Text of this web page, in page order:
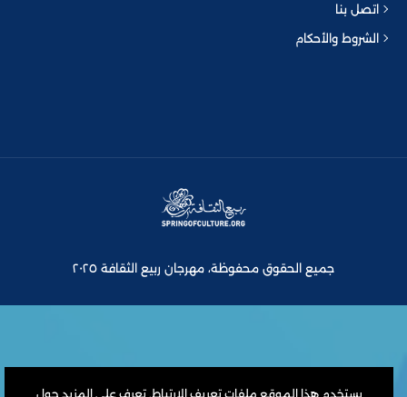
اتصل بنا
الشروط والأحكام
جميع الحقوق محفوظة، مهرجان ربيع الثقافة ٢٠٢٥
يستخدم هذا الموقع ملفات تعريف الارتباط. تعرف على المزيد حول